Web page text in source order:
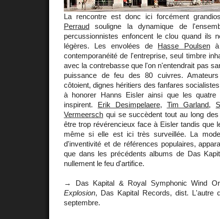
La rencontre est donc ici forcément
Perraud souligne la dynamique de
percussionnistes enfoncent le clou quand ils
légères. Les envolées de Hasse Poulsenà
contemporanéité de l'entreprise, seul timbre
avec la contrebasse que l'on n'entendrait pas
puissance de feu des 80 cuivres.
côtoient, dignes héritiers des fanfares
à honorer Hanns Eisler ainsi que les quatre
inspirent. Erik Desimpelaere, Tim Garland,
Vermeersch qui se succèdent tout au long
être trop révérencieux face à Eisler tandis que
même si elle est ici très surveillée. La
d'inventivité et de références populaires,
que dans les précédents albums de Das
nullement le feu d'artifice.
→ Das Kapital & Royal Symphonic Wind
Explosion, Das Kapital Records, dist. L'autre
septembre.